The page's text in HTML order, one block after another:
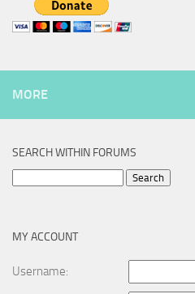
MORE
SEARCH WITHIN FORUMS
MY ACCOUNT
Username: